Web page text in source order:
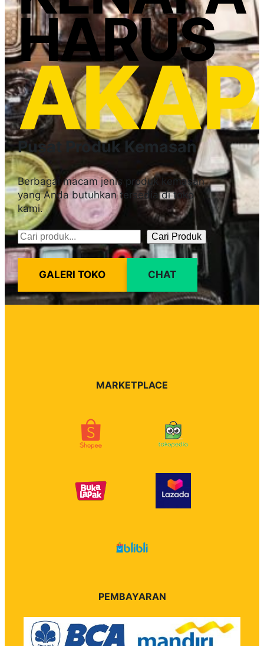
HARUS
Pusat Produk Kemasan
Berbagai macam jenis produk kemasan
yang Anda butuhkan tersedia di toko
kami.
Pencarian Cari Produk
GALERI TOKO CHAT
MARKETPLACE
PEMBAYARAN